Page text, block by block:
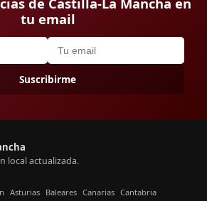
tu email
Suscribirme
local actualizada.
Asturias Baleares Canarias Cantabria